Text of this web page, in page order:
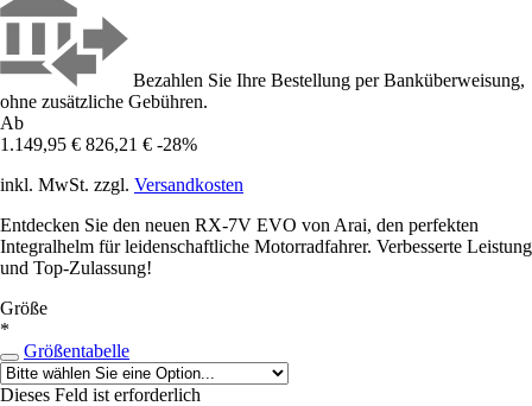
Bezahlen Sie Ihre Bestellung per Banküberweisung,
ohne zusätzliche Gebühren.
Ab
1.149,95 € 826,21 € -28%
inkl. MwSt. zzgl. Versandkosten
Entdecken Sie den neuen RX-7V EVO von Arai, den perfekten
Integralhelm für leidenschaftliche Motorradfahrer. Verbesserte Leistung
und Top-Zulassung!
Größe
*
Größentabelle
Dieses Feld ist erforderlich